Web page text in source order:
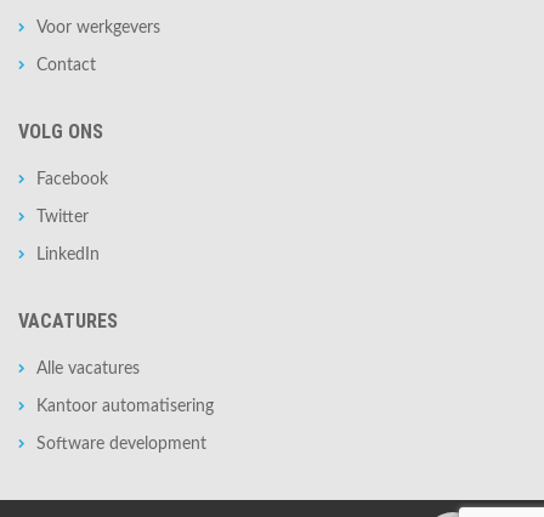
Voor werkgevers
Contact
VOLG ONS
Facebook
Twitter
LinkedIn
VACATURES
Alle vacatures
Kantoor automatisering
Software development